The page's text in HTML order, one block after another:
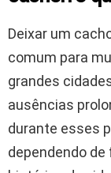
Deixar um
comum para
grandes
ausências
durante esses
dependendo